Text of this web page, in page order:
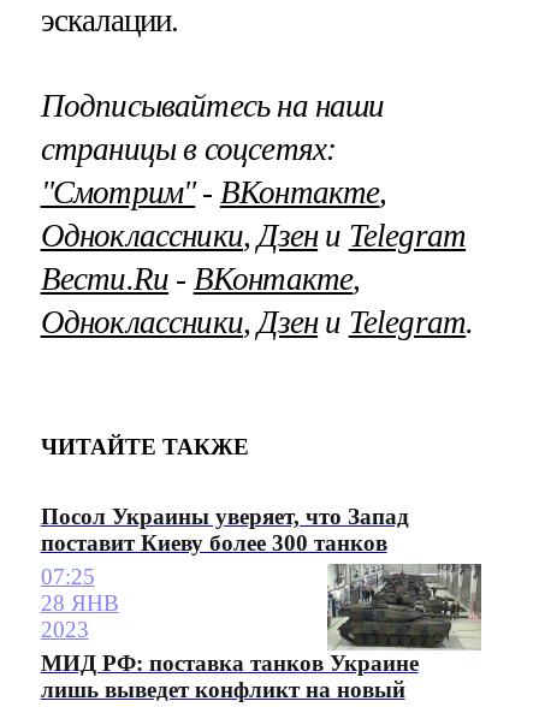
эскалации.
Подписывайтесь на наши
страницы в соцсетях:
"Смотрим"‐ ВКонтакте,
Одноклассники, Дзени Telegram
Вести.Ru ‐ ВКонтакте,
Одноклассники, Дзени Telegram.
ЧИТАЙТЕ ТАКЖЕ
Посол Украины уверяет, что Запад
поставит Киеву более 300 танков
07:25
28 ЯНВ
2023
МИД РФ: поставка танков Украине
лишь выведет конфликт на новый